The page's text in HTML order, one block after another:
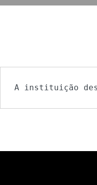
A instituição